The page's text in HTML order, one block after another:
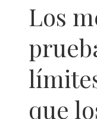
Los
que